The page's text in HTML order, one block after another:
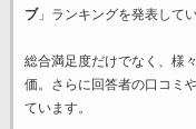
ブ」ランキングを発表してい
総合満足度だけでなく、様
価。さらに回答者の口コミ
ています。